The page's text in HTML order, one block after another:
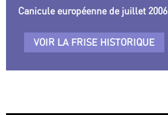
Canicule européenne de juillet 2006
VOIR LA FRISE HISTORIQUE